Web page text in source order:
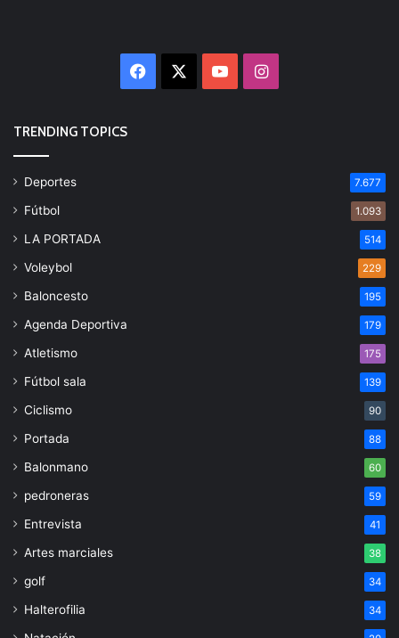
Facebook YouTubeInstagram
TRENDING TOPICS
Deportes 7.677
Fútbol 1.093
LA PORTADA 514
Voleybol 229
Baloncesto 195
Agenda Deportiva 179
Atletismo 175
Fútbol sala 139
Ciclismo 90
Portada 88
Balonmano 60
pedroneras 59
Entrevista 41
Artes marciales 38
golf 34
Halterofilia 34